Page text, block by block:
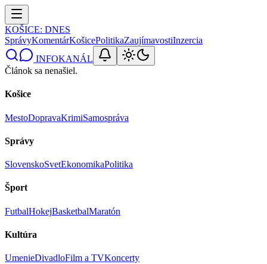
KOŠICE: DNES
SprávyKomentárKošicePolitikaZaujímavostiInzercia
INFOKANÁL
Článok sa nenašiel.
Košice
MestoDopravaKrimiSamospráva
Správy
SlovenskoSvetEkonomikaPolitika
Šport
FutbalHokejBasketbalMaratón
Kultúra
UmenieDivadloFilm a TVKoncerty